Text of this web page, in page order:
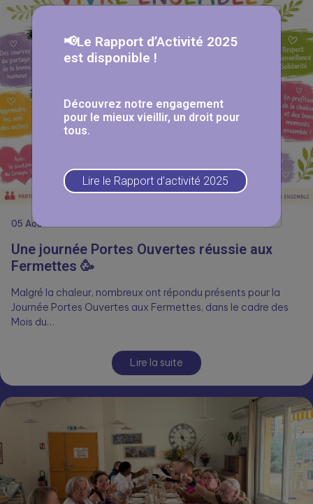
05 Août
Une journée Portes Ouvertes réussie aux
Fermettes 🥳
Malgré la chaleur, nombreux ont répondu présents pour la
Journée Portes Ouvertes aux Fermettes, dans le cadre des
Mois du…
Lire la suite
📢Le Rapport d’Activité 2025
est disponible !
Découvrez notre engagement
pour le mieux vieillir, un droit pour
tous.
Lire le Rapport d’activité 2025